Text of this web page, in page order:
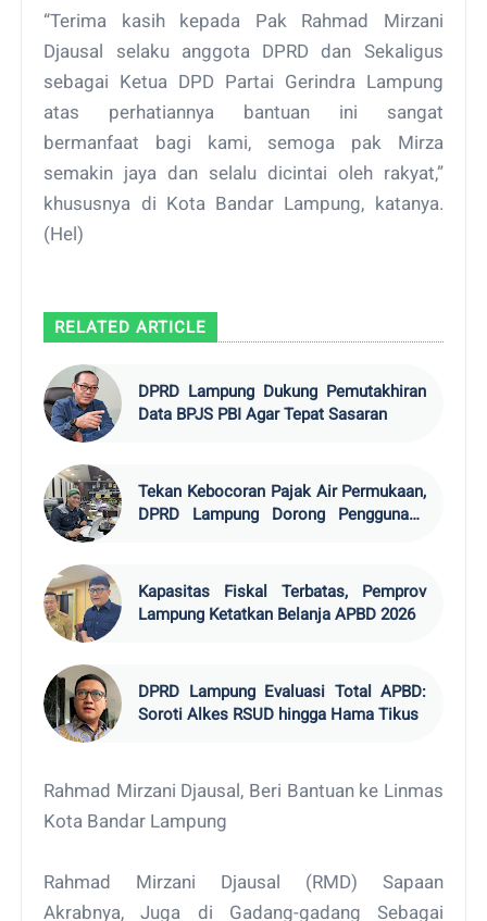
“Terima kasih kepada Pak Rahmad Mirzani
Djausal selaku anggota DPRD dan Sekaligus
sebagai Ketua DPD Partai Gerindra Lampung
atas perhatiannya bantuan ini sangat
bermanfaat bagi kami, semoga pak Mirza
semakin jaya dan selalu dicintai oleh rakyat,”
khususnya di Kota Bandar Lampung, katanya.
(Hel)
RELATED ARTICLE
DPRD Lampung Dukung Pemutakhiran
Data BPJS PBI Agar Tepat Sasaran
Tekan Kebocoran Pajak Air Permukaan,
DPRD Lampung Dorong Penggunaan
Kapasitas Fiskal Terbatas, Pemprov
Lampung Ketatkan Belanja APBD 2026
DPRD Lampung Evaluasi Total APBD:
Soroti Alkes RSUD hingga Hama Tikus
Rahmad Mirzani Djausal, Beri Bantuan ke Linmas
Kota Bandar Lampung
Rahmad Mirzani Djausal (RMD) Sapaan
Akrabnya, Juga di Gadang-gadang Sebagai